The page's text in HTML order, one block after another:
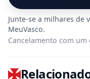
Cancelamento com